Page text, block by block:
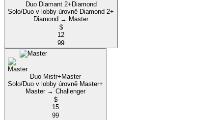
Duo Diamant 2+ Diamond
Solo/Duo v lobby úrovně Diamond 2+
Diamond → Master
$
12
99
Duo Mistr+ Master
Solo/Duo v lobby úrovně Master+
Master → Challenger
$
15
99